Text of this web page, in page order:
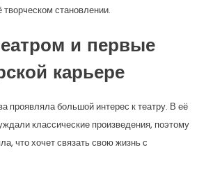
становлении.
и первые
карьере
проявляла большой интерес к театру. В её
классические произведения, поэтому
что хочет связать свою жизнь с